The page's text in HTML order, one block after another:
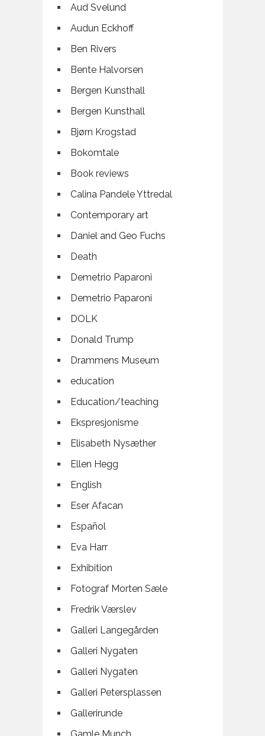
Aud Svelund
Audun Eckhoff
Ben Rivers
Bente Halvorsen
Bergen Kunsthall
Bergen Kunsthall
Bjørn Krogstad
Bokomtale
Book reviews
Calina Pandele Yttredal
Contemporary art
Daniel and Geo Fuchs
Death
Demetrio Paparoni
Demetrio Paparoni
DOLK
Donald Trump
Drammens Museum
education
Education/teaching
Ekspresjonisme
Elisabeth Nysæther
Ellen Hegg
English
Eser Afacan
Español
Eva Harr
Exhibition
Fotograf Morten Sæle
Fredrik Værslev
Galleri Langegården
Galleri Nygaten
Galleri Nygaten
Galleri Petersplassen
Gallerirunde